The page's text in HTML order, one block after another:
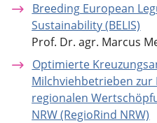
Breeding European
Sustainability (BELIS)
Prof. Dr. agr. Marcus
Optimierte
Milchviehbetrieben
regionalen
NRW (RegioRind NRW)